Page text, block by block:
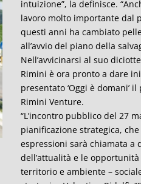
intuizione”, la definisce.
lavoro molto importante dal
questi anni ha cambiato
all’avvio del piano della
Nell’avvicinarsi al suo
Rimini è ora pronto a dare
presentato ‘Oggi è domani’
Rimini Venture.
“L’incontro pubblico del 27
pianificazione strategica,
espressioni sarà chiamata a
dell’attualità e le
territorio e ambiente –